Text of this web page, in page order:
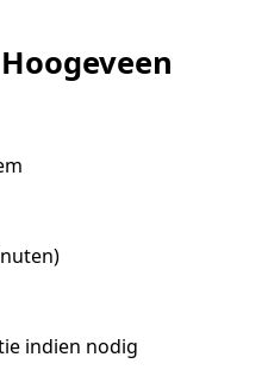
indien nodig